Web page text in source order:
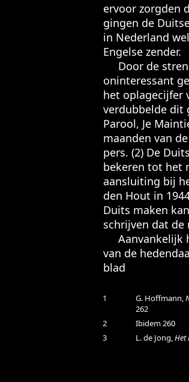
ervoor zorgden
gingen de
in Nederland
Engelse zender.
Door de
oninteressant
het oplagecijfer
verdubbelde dit
Parool, Je
maanden van
pers. (2) De
bekeren tot het
aansluiting bij
den Hout in
Duits maken
schrijven dat de
Aanvankelijk
van de
blad
1 G. Hoffmann,
262
2
Ibidem 260
3
L. de Jong,Het